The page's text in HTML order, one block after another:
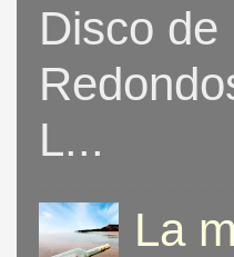
Disco
L...
La